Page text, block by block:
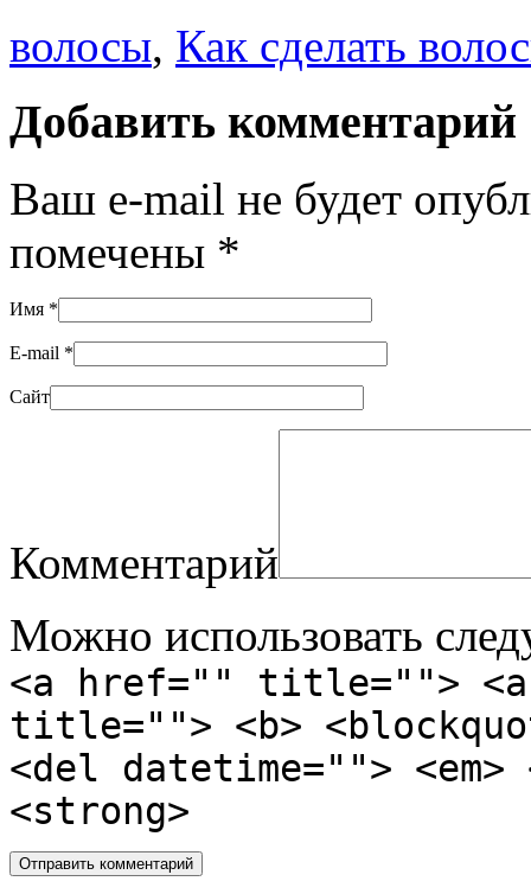
волосы, Как сделать
Добавить комментарий
Ваш e-mail не будет
помечены *
Имя *
E-mail *
Сайт
Комментарий
Можно использовать
<a href="" title="">
title=""> <b>
<del datetime="">
<strong>